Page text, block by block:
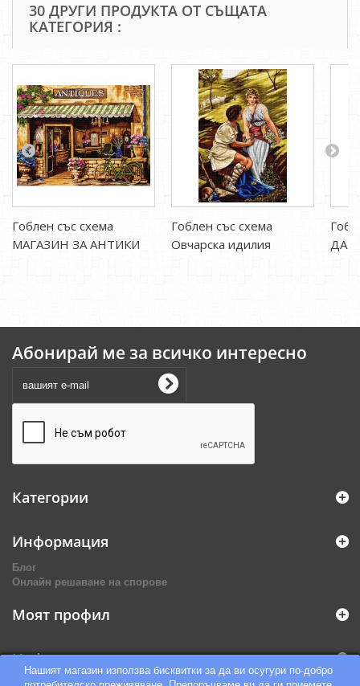
Нашият магазин използва бисквитки за да ви осугури по-добро
30 ДРУГИ ПРОДУКТА ОТ СЪЩАТА
КАТЕГОРИЯ :
Гоблен със схема
МАГАЗИН ЗА АНТИКИ
Гоблен със схема
Овчарска идилия
Абонирай ме за всичко интересно
Категории
Информация
Блог
Онлайн решаване на спорове
Моят профил
Информация за магазина